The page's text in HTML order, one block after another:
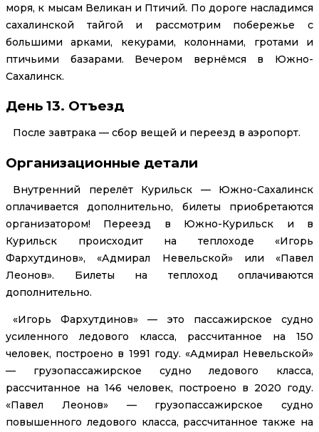
моря, к мысам Великан и Птичий. По дороге насладимся
сахалинской тайгой и рассмотрим побережье с
большими арками, кекурами, колоннами, гротами и
птичьими базарами. Вечером вернёмся в Южно-
Сахалинск.
День 13. Отъезд
После завтрака — сбор вещей и переезд в аэропорт.
Организационные детали
Внутренний перелёт Курильск — Южно-Сахалинск
оплачивается дополнительно, билеты приобретаются
организатором! Переезд в Южно-Курильск и в
Курильск происходит на теплоходе «Игорь
Фархутдинов», «Адмирал Невельской» или «Павел
Леонов». Билеты на теплоход оплачиваются
дополнительно.
«Игорь Фархутдинов» — это пассажирское судно
усиленного ледового класса, рассчитанное на 150
человек, построено в 1991 году. «Адмирал Невельской»
— грузопассажирское судно ледового класса,
рассчитанное на 146 человек, построено в 2020 году.
«Павел Леонов» — грузопассажирское судно
повышенного ледового класса, рассчитанное также на